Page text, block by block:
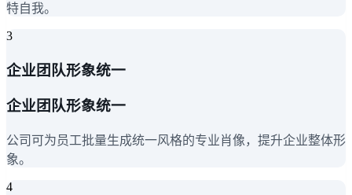
特自我。
3
企业团队形象统一
企业团队形象统一
公司可为员工批量生成统一风格的专业肖像，提升企业整体形
象。
4